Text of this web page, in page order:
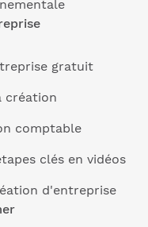
gratuit
création
comptable
clés en vidéos
d'entreprise